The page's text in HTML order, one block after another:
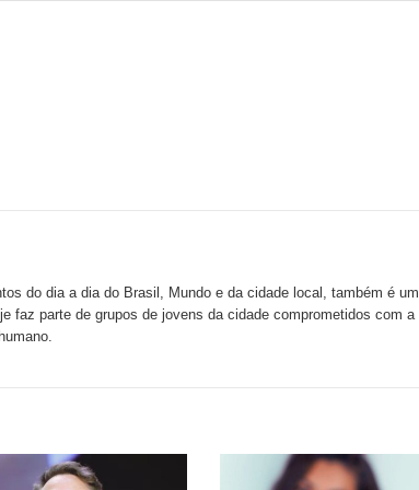
do dia a dia do Brasil, Mundo e da cidade local, também é um
faz parte de grupos de jovens da cidade comprometidos com a